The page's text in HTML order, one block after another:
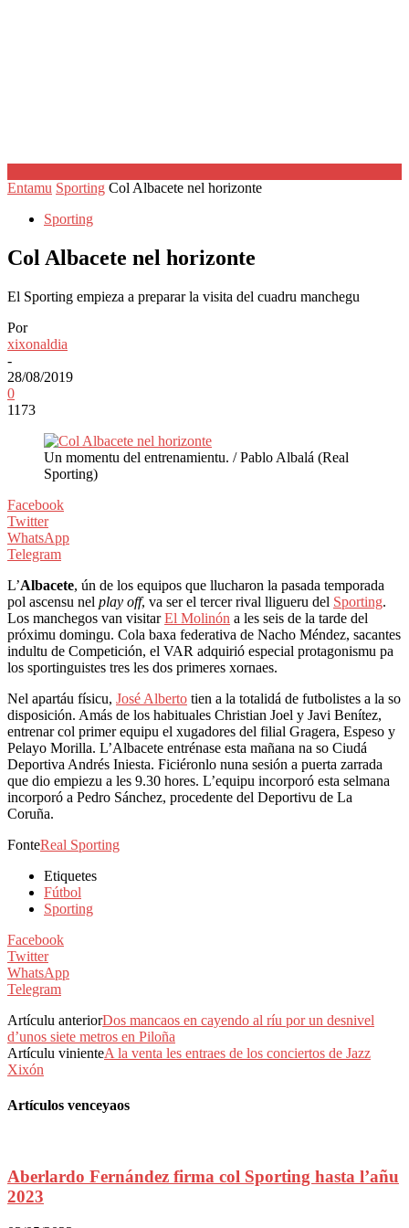
Entamu Sporting Col Albacete nel horizonte
Sporting
Col Albacete nel horizonte
El Sporting empieza a preparar la visita del cuadru manchegu
Por
xixonaldia
-
28/08/2019
0
1173
Un momentu del entrenamientu. / Pablo Albalá (Real
Sporting)
Facebook
Twitter
WhatsApp
Telegram
L’Albacete, ún de los equipos que llucharon la pasada temporada
pol ascensu nel play off, va ser el tercer rival lligueru del Sporting.
Los manchegos van visitarEl Molinón a les seis de la tarde del
próximu domingu. Cola baxa federativa de Nacho Méndez, sacantes
indultu de Competición, el VAR adquirió especial protagonismu pa
los sportinguistes tres les dos primeres xornaes.
Nel apartáu físicu, José Alberto tien a la totalidá de futbolistes a la so
disposición. Amás de los habituales Christian Joel y Javi Benítez,
entrenar col primer equipu el xugadores del filial Gragera, Espeso y
Pelayo Morilla. L’Albacete entrénase esta mañana na so Ciudá
Deportiva Andrés Iniesta. Ficiéronlo nuna sesión a puerta zarrada
que dio empiezu a les 9.30 hores. L’equipu incorporó esta selmana
incorporó a Pedro Sánchez, procedente del Deportivu de La
Coruña.
FonteReal Sporting
Etiquetes
Fútbol
Sporting
Facebook
Twitter
WhatsApp
Telegram
Artículu anteriorDos mancaos en cayendo al ríu por un desnivel
d’unos siete metros en Piloña
Artículu vinienteA la venta les entraes de los conciertos de Jazz
Xixón
Artículos venceyaos
Aberlardo Fernández firma col Sporting hasta l’añu
2023